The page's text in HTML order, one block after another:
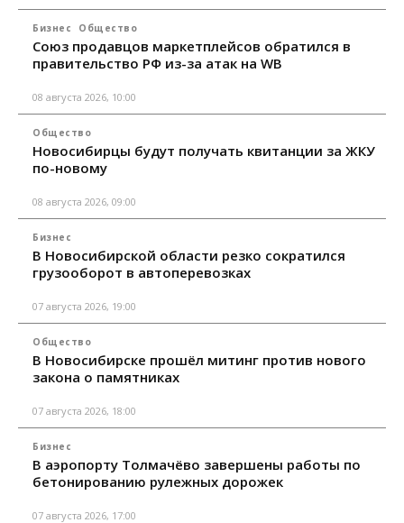
Бизнес Общество
Союз продавцов маркетплейсов обратился в
правительство РФ из-за атак на WB
08 августа 2026, 10:00
Общество
Новосибирцы будут получать квитанции за ЖКУ
по-новому
08 августа 2026, 09:00
Бизнес
В Новосибирской области резко сократился
грузооборот в автоперевозках
07 августа 2026, 19:00
Общество
В Новосибирске прошёл митинг против нового
закона о памятниках
07 августа 2026, 18:00
Бизнес
В аэропорту Толмачёво завершены работы по
бетонированию рулежных дорожек
07 августа 2026, 17:00